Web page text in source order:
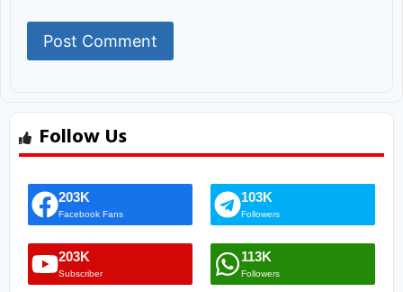
Follow Us
203K
Facebook Fans
103K
Followers
203K
Subscriber
113K
Followers